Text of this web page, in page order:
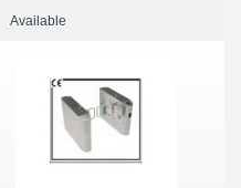
Available